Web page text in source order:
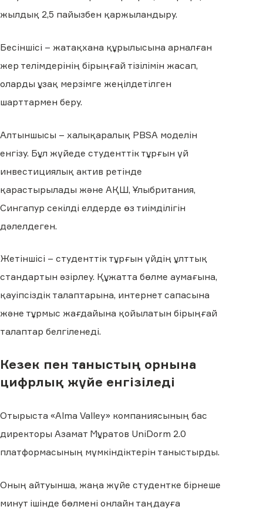
жылдық 2,5 пайызбен қаржыландыру.
Бесіншісі – жатақхана құрылысына арналған
жер телімдерінің бірыңғай тізілімін жасап,
оларды ұзақ мерзімге жеңілдетілген
шарттармен беру.
Алтыншысы – халықаралық PBSA моделін
енгізу. Бұл жүйеде студенттік тұрғын үй
инвестициялық актив ретінде
қарастырылады және АҚШ, Ұлыбритания,
Сингапур секілді елдерде өз тиімділігін
дәлелдеген.
Жетіншісі – студенттік тұрғын үйдің ұлттық
стандартын әзірлеу. Құжатта бөлме аумағына,
қауіпсіздік талаптарына, интернет сапасына
және тұрмыс жағдайына қойылатын бірыңғай
талаптар белгіленеді.
Кезек пен таныстың орнына
цифрлық жүйе енгізіледі
Отырыста «Alma Valley» компаниясының бас
директоры Азамат Мұратов UniDorm 2.0
платформасының мүмкіндіктерін таныстырды.
Оның айтуынша, жаңа жүйе студентке бірнеше
минут ішінде бөлмені онлайн таңдауға